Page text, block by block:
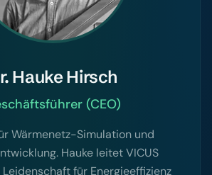
Hauke Hirsch
(CEO)
Wärmenetz-Simulation und
Hauke leitet VICUS
für Energieeffizienz